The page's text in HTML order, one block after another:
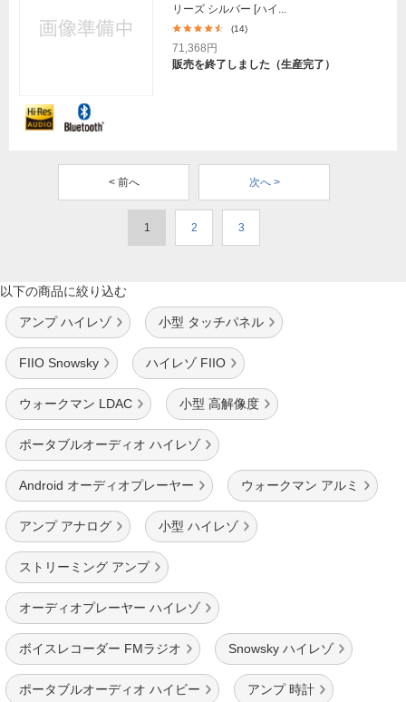
リーズ シルバー [ハイ...
(14)
71,368円
販売を終了しました（生産完了）
< 前へ 次へ >
1 2 3
以下の商品に絞り込む
アンプ ハイレゾ 小型 タッチパネル
FIIO Snowsky ハイレゾ FIIO
ウォークマン LDAC 小型 高解像度
ポータブルオーディオ ハイレゾ
Android オーディオプレーヤー ウォークマン アルミ
アンプ アナログ 小型 ハイレゾ
ストリーミング アンプ
オーディオプレーヤー ハイレゾ
ボイスレコーダー FMラジオ Snowsky ハイレゾ
ポータブルオーディオ ハイビー アンプ 時計